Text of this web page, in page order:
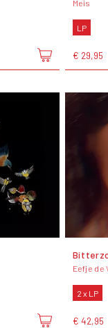
Meis
LP
€ 29,95
Eefje de
2 x LP
€ 42,95